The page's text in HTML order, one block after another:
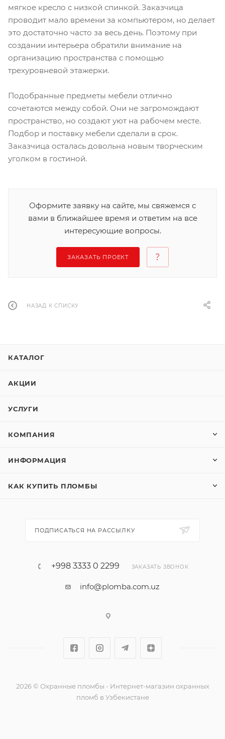
мягкое кресло с низкой спинкой. Заказчица
проводит мало времени за компьютером, но делает
это достаточно часто за весь день. Поэтому при
создании интерьера обратили внимание на
организацию пространства с помощью
трехуровневой этажерки.
Подобранные предметы мебели отлично
сочетаются между собой. Они не загромождают
пространство, но создают уют на рабочем месте.
Подбор и поставку мебели сделали в срок.
Заказчица осталась довольна новым творческим
уголком в гостиной.
Оформите заявку на сайте, мы свяжемся с
вами в ближайшее время и ответим на все
интересующие вопросы.
ЗАКАЗАТЬ ПРОЕКТ
НАЗАД К СПИСКУ
КАТАЛОГ
АКЦИИ
УСЛУГИ
КОМПАНИЯ
ИНФОРМАЦИЯ
КАК КУПИТЬ ПЛОМБЫ
ПОДПИСАТЬСЯ НА РАССЫЛКУ
+998 3333 0 2299 ЗАКАЗАТЬ ЗВОНОК
info@plomba.com.uz
2026 © Охранные пломбы - Интернет-магазин охранных
пломб в Узбекистане